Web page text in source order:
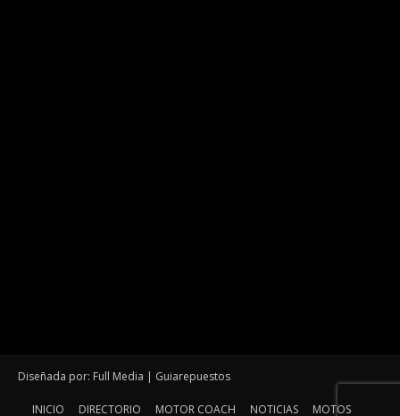
Diseñada por: Full Media | Guiarepuestos
INICIO DIRECTORIO MOTOR COACH NOTICIAS MOTOS